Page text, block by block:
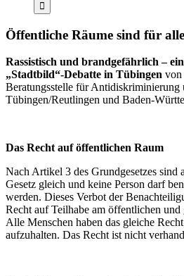
Öffentliche Räume sind für
Rassistisch und brandgefährlich –
„Stadtbild“-Debatte in Tübingen von
Beratungsstelle für Antidiskriminierung
Tübingen/Reutlingen und Baden-
Das Recht auf öffentlichen Raum
Nach Artikel 3 des Grundgesetzes sind
Gesetz gleich und keine Person darf
werden. Dieses Verbot der
Recht auf Teilhabe am öffentlichen und
Alle Menschen haben das gleiche
aufzuhalten. Das Recht ist nicht